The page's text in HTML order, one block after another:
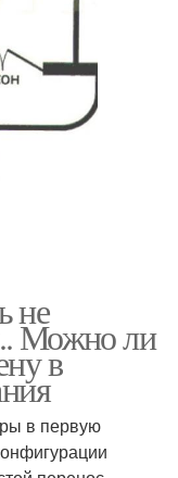
не
Можно ли
в
в первую